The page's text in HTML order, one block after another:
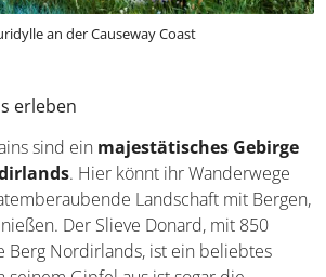
an der Causeway Coast
erleben